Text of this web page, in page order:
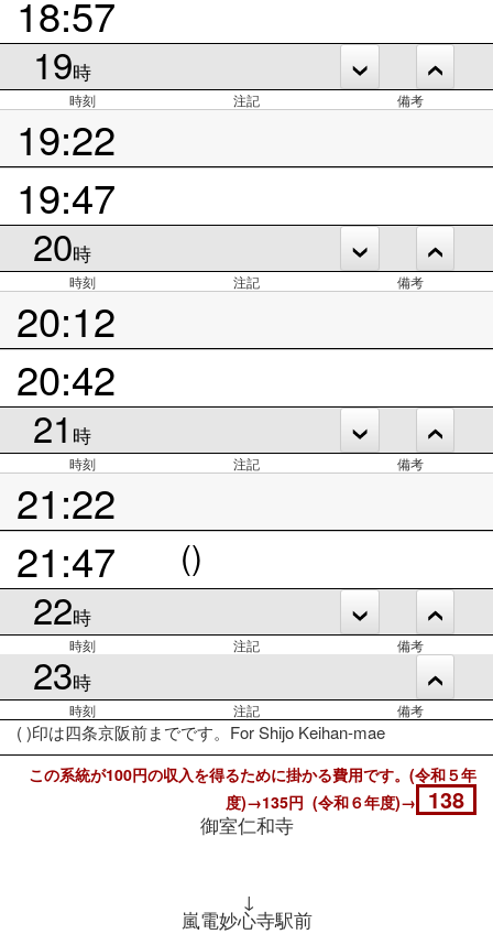
18:57
19時
時刻 注記 備考
19:22
19:47
20時
時刻 注記 備考
20:12
20:42
21 時
時刻 注記 備考
21:22
21:47
()
22時
時刻 注記 備考
23時
時刻 注記 備考
( )印は四条京阪前までです。For Shijo Keihan-mae
この系統が100円の収入を得るために掛かる費用です。(令和５年
度)→135円 (令和６年度)→
138
御室仁和寺
↓
嵐電妙心寺駅前